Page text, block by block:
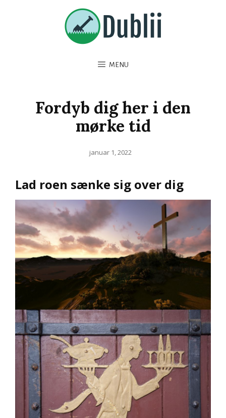
MENU
Fordyb dig her i den
mørke tid
Posted
januar 1, 2022
Lad roen sænke sig over dig